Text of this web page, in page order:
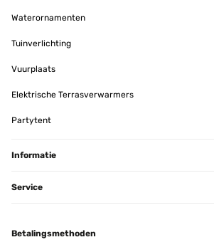
Amazon-Benutzer
Vertaal
Sehr schönes Hochbeet und eine tolle Farbe
Waterornamenten
Tuinverlichting
Vuurplaats
Elektrische Terrasverwarmers
Partytent
Informatie
Service
Betalingsmethoden